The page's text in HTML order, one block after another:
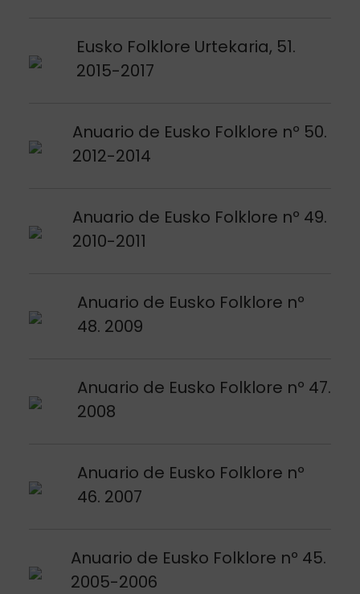
Eusko Folklore Urtekaria, 51.
2015-2017
Argitalpena ikusi
Anuario de Eusko Folklore nº 50.
2012-2014
Argitalpena ikusi
Anuario de Eusko Folklore nº 49.
2010-2011
Argitalpena ikusi
Anuario de Eusko Folklore nº
48. 2009
Argitalpena ikusi
Anuario de Eusko Folklore nº 47.
2008
Argitalpena ikusi
Anuario de Eusko Folklore nº
46. 2007
Argitalpena ikusi
Anuario de Eusko Folklore nº 45.
2005-2006
Argitalpena ikusi